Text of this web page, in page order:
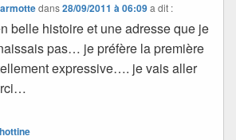
dans28/09/2011 à 06:09 a dit :
belle histoire et une adresse que je
pas… je préfère la première
expressive…. je vais aller